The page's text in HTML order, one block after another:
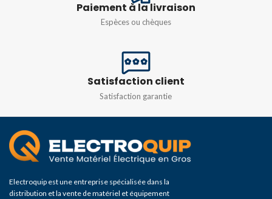
Paiement à la livraison
Espèces ou chèques
Satisfaction client
Satisfaction garantie
Electroquip est une entreprise spécialisée dans la
distribution et la vente de matériel et équipement